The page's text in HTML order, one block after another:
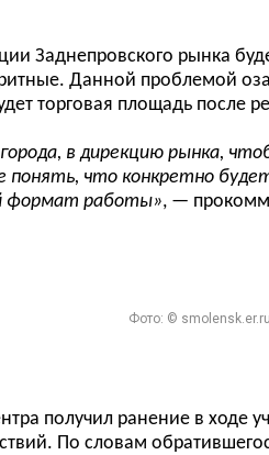
Заднепровского рынка
Данной проблемой
торговая площадь после
в дирекцию рынка,
понять, что конкретно
формат работы», —
Фото: © smolensk.er.ru
получил ранение в ходе
По словам